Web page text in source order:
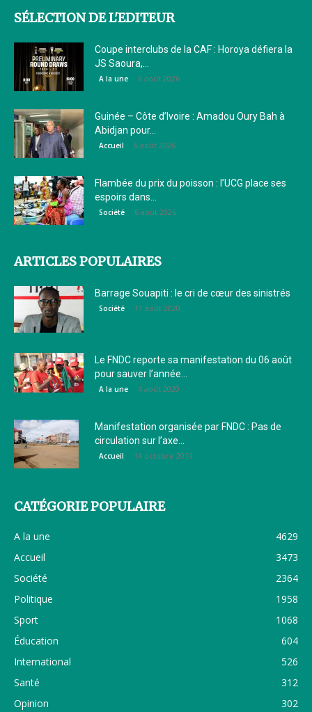
SÉLECTION DE L'EDITEUR
Coupe interclubs de la CAF : Horoya défiera la
JS Saoura,...
A la une 6 août 2026
Guinée – Côte d’Ivoire : Amadou Oury Bah à
Abidjan pour...
Accueil 6 août 2026
Flambée du prix du poisson : l’UCG place ses
espoirs dans...
Société 6 août 2026
ARTICLES POPULAIRES
Barrage Souapiti : le cri de cœur des sinistrés
Société 11 août 2020
Le FNDC reporte sa manifestation du 06 août
pour sauver l’année...
A la une 4 août 2020
Manifestation organisée par FNDC : Pas de
circulation sur l’axe...
Accueil 14 octobre 2019
CATÉGORIE POPULAIRE
A la une
4629
Accueil
3473
Société
2364
Politique
1958
Sport
1068
Éducation
604
International
526
Santé
312
Opinion
302